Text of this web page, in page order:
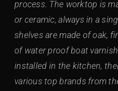
process. The worktop is
or ceramic, always in a
shelves are made of oak,
of water proof boat
installed in the kitchen,
various top brands from